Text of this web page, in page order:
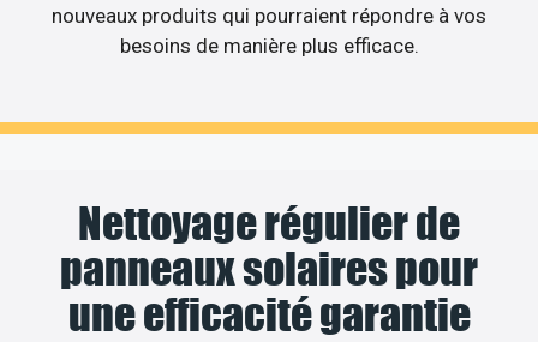
nouveaux produits qui pourraient répondre à vos
besoins de manière plus efficace.
Nettoyage régulier de
panneaux solaires pour
une efficacité garantie